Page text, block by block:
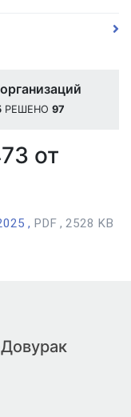
РЕШЕНО 97
от
, PDF , 2528 KB